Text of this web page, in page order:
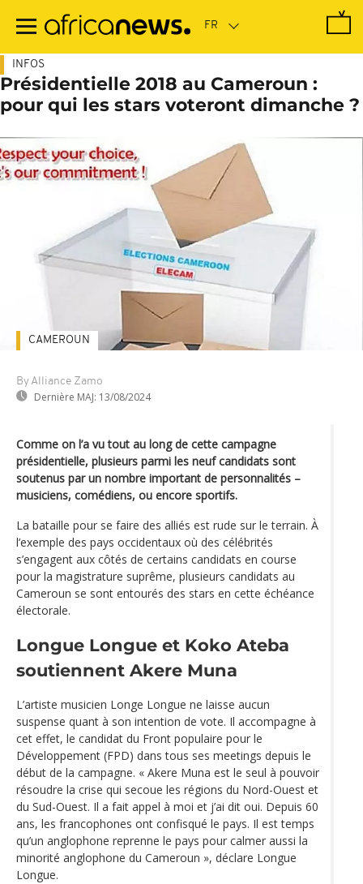
contenu
INFOS
Présidentielle 2018 au Cameroun :
pour qui les stars voteront dimanche ?
By Alliance Zamo
Dernière MAJ: 13/08/2024
CAMEROUN
Comme on l’a vu tout au long de cette campagne
présidentielle, plusieurs parmi les neuf candidats sont
soutenus par un nombre important de personnalités –
musiciens, comédiens, ou encore sportifs.
La bataille pour se faire des alliés est rude sur le terrain. À
l’exemple des pays occidentaux où des célébrités
s’engagent aux côtés de certains candidats en course
pour la magistrature suprême, plusieurs candidats au
Cameroun se sont entourés des stars en cette échéance
électorale.
Longue Longue et Koko Ateba
soutiennent Akere Muna
L’artiste musicien Longe Longue ne laisse aucun
suspense quant à son intention de vote. Il accompagne à
cet effet, le candidat du Front populaire pour le
Développement (FPD) dans tous ses meetings depuis le
début de la campagne. « Akere Muna est le seul à pouvoir
résoudre la crise qui secoue les régions du Nord-Ouest et
du Sud-Ouest. Il a fait appel à moi et j’ai dit oui. Depuis 60
ans, les francophones ont confisqué le pays. Il est temps
qu’un anglophone reprenne le pays pour calmer aussi la
minorité anglophone du Cameroun », déclare Longue
Longue.